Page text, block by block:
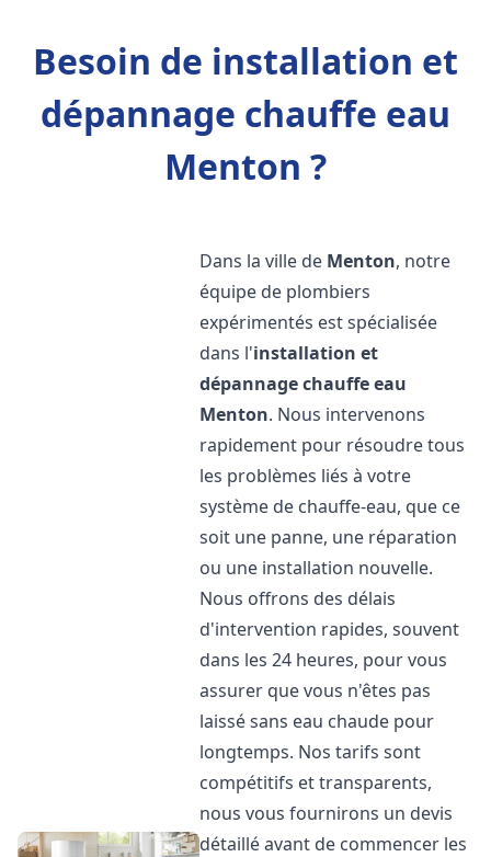
Besoin de installation et
dépannage chauffe eau
Menton ?
Dans la ville de Menton, notre
équipe de plombiers
expérimentés est spécialisée
dans l'installation et
dépannage chauffe eau
Menton. Nous intervenons
rapidement pour résoudre tous
les problèmes liés à votre
système de chauffe-eau, que ce
soit une panne, une réparation
ou une installation nouvelle.
Nous offrons des délais
d'intervention rapides, souvent
dans les 24 heures, pour vous
assurer que vous n'êtes pas
laissé sans eau chaude pour
longtemps. Nos tarifs sont
compétitifs et transparents,
nous vous fournirons un devis
détaillé avant de commencer les